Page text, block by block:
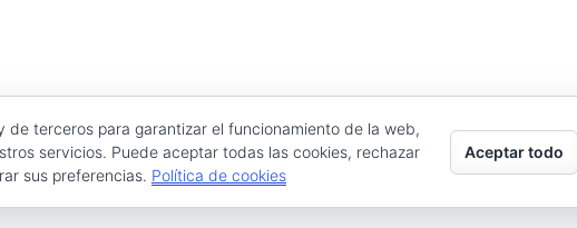
de terceros para garantizar el funcionamiento de la web,
servicios. Puede aceptar todas las cookies, rechazar
sus preferencias. Política de cookies
Aceptar todo